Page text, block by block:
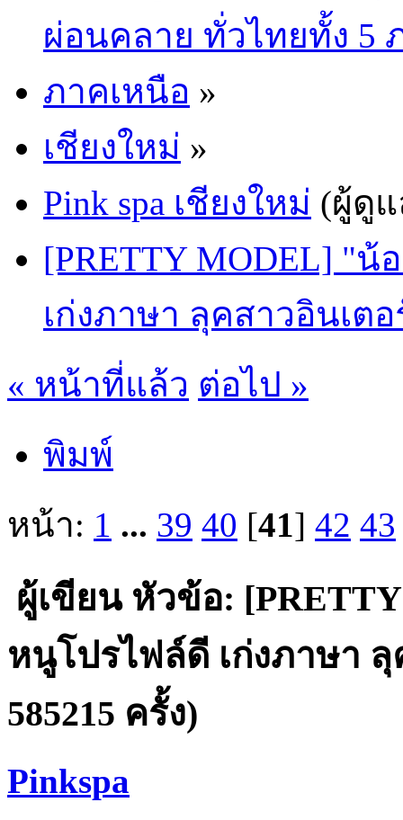
ผ่อนคลาย ทั่วไทยทั้ง 5
ภาคเหนือ »
เชียงใหม่ »
Pink spa เชียงใหม่ (ผู้ดู
[PRETTY MODEL] "
เก่งภาษา ลุคสาวอินเตอ
« หน้าที่แล้ว ต่อไป »
พิมพ์
หน้า: 1 ... 39 40 [41] 42 43
ผู้เขียนหัวข้อ:
หนูโปรไฟล์ดี เก่งภาษา
585215 ครั้ง)
Pinkspa